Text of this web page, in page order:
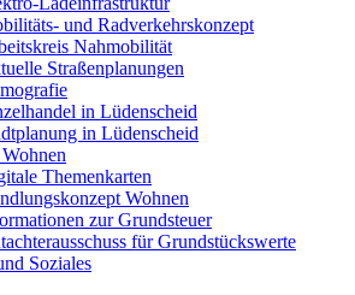
und Radverkehrskonzept
Nahmobilität
Straßenplanungen
in Lüdenscheid
in Lüdenscheid
Themenkarten
Wohnen
zur Grundsteuer
für Grundstückswerte
Soziales